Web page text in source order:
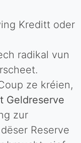
Kreditt oder
radikal vun
ze kréien,
Geldreserve
zur
Reserve